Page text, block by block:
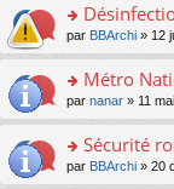
e
nt
u
s
ré
e
nt
lu
le
pl
u
s
e
nt
g
e
n
o
lu
pl
u
s
e
s
a
g
e
n
n
lu
ult
er
le
m
e
a
g
o
n
ult
er
le
m
e
par BBArchi » 12
o
n
ult
er
Métro
par nanar » 11
o
n
Sécurité
par BBArchi » 20